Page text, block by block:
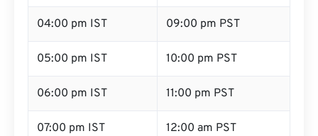
04:00 pm IST 09:00 pm PST
05:00 pm IST 10:00 pm PST
06:00 pm IST 11:00 pm PST
07:00 pm IST
12:00 am PST